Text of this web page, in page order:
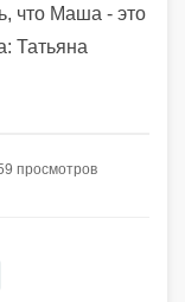
что Маша - это
Татьяна
просмотров